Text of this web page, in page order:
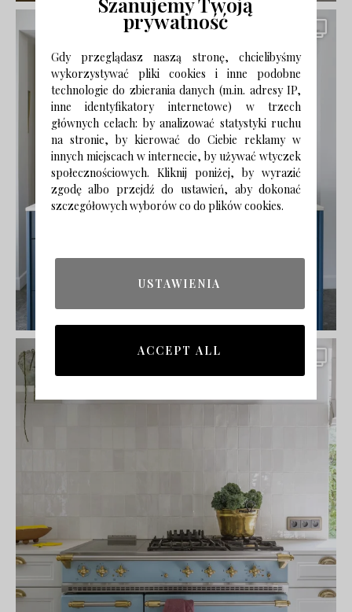
prywatność
Gdy przeglądasz naszą stronę, chcielibyśmy
wykorzystywać pliki cookies i inne podobne
technologie do zbierania danych (m.in. adresy IP,
inne identyfikatory internetowe) w trzech
głównych celach: by analizować statystyki ruchu
na stronie, by kierować do Ciebie reklamy w
innych miejscach w internecie, by używać wtyczek
społecznościowych. Kliknij poniżej, by wyrazić
zgodę albo przejdź do ustawień, aby dokonać
szczegółowych wyborów co do plików cookies.
USTAWIENIA
ACCEPT ALL